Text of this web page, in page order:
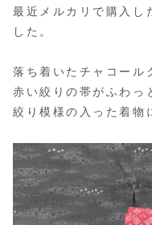
最近メルカリで購入し
した。
落ち着いたチャコール
赤い絞りの帯がふわっ
絞り模様の入った着物